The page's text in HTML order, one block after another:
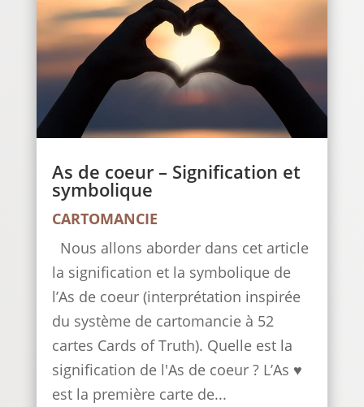
As de coeur – Signification et
symbolique
CARTOMANCIE
Nous allons aborder dans cet article
la signification et la symbolique de
l’As de coeur (interprétation inspirée
du système de cartomancie à 52
cartes Cards of Truth). Quelle est la
signification de l'As de coeur ? L’As ♥
est la première carte de...